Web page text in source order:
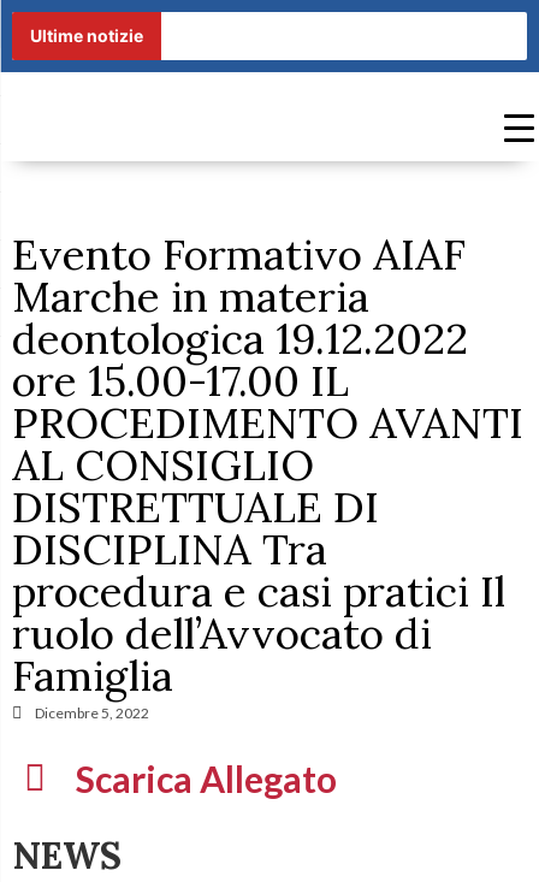
Ultime notizie
Evento Formativo AIAF
Marche in materia
deontologica 19.12.2022
ore 15.00-17.00 IL
PROCEDIMENTO AVANTI
AL CONSIGLIO
DISTRETTUALE DI
DISCIPLINA Tra
procedura e casi pratici Il
ruolo dell’Avvocato di
Famiglia
Dicembre 5, 2022
Scarica Allegato
NEWS